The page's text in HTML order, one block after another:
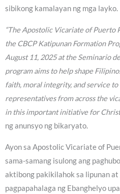
sibikong kamalayan ng mga layko.
“The Apostolic Vicariate of Puerto
the CBCP Katipunan Formation
August 11, 2025 at the Seminario
program aims to help shape
faith, moral integrity, and service
representatives from across the
in this important initiative for
ng anunsyo ng bikaryato.
Ayon sa Apostolic Vicariate of
sama-samang isulong ang
aktibong pakikilahok sa lipunan at
pagpapahalaga ng Ebanghelyo